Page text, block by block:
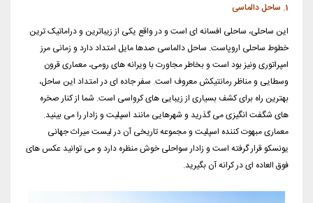
1. ساحل دالماسی
این ساحلی، ساحلی افسانه ای است و در واقع یکی از زیباترین و دراماتیک ترین
خطوط ساحلی اروپاست. ساحل دالماسی صدها مایل امتداد دارد و زمانی مرز
امپراتوری ونیز بود است و بخاطر مجاورت با ویرانه های رومی، معماری قرون
وسطایی و مناظر رمانتیکش معروف است. سفر جاده ای در امتداد این ساحل،
بهترین راه برای کشف بسیاری از زیبایی های کرواسی است. شما از کنار صخره
های شگفت انگیزی می گذرید و شهرهایی مانند اسپلیت و زادار را می بینید.
معماری مبهوت کننده اسپلیت و مجموعه تاریخی آن در لیست میراث جهانی
یونسکو قرار گرفته است و زادار سواحلی خوش منظره دارد و می توانید عکس های
فوق العاده ای در کرانه آن بگیرید.